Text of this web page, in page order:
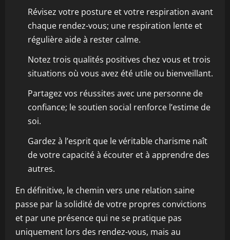
Révisez votre posture et votre respiration avant
chaque rendez-vous; une respiration lente et
régulière aide à rester calme.
Notez trois qualités positives chez vous et trois
situations où vous avez été utile ou bienveillant.
Partagez vos réussites avec une personne de
confiance; le soutien social renforce l’estime de
soi.
Gardez à l’esprit que le véritable charisme naît
de votre capacité à écouter et à apprendre des
autres.
En définitive, le chemin vers une relation saine
passe par la solidité de votre propres convictions
et par une présence qui ne se pratique pas
uniquement lors des rendez-vous, mais au